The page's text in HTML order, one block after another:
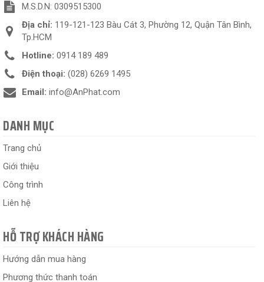
M.S.D.N: 0309515300
Địa chỉ: 119-121-123 Bàu Cát 3, Phường 12, Quận Tân Bình,
Tp.HCM
Hotline: 0914 189 489
Điện thoại: (028) 6269 1495
Email: info@AnPhat.com
DANH MỤC
Trang chủ
Giới thiệu
Công trình
Liên hệ
HỖ TRỢ KHÁCH HÀNG
Hướng dẫn mua hàng
Phương thức thanh toán